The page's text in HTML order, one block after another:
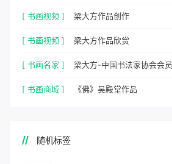
[ 书画视频 ] 梁大方作品创作
[ 书画视频 ] 梁大方作品欣赏
[ 书画名家 ] 梁大方-中国书法家协会会员
[ 书画商城 ] 《佛》吴殿堂作品
随机标签